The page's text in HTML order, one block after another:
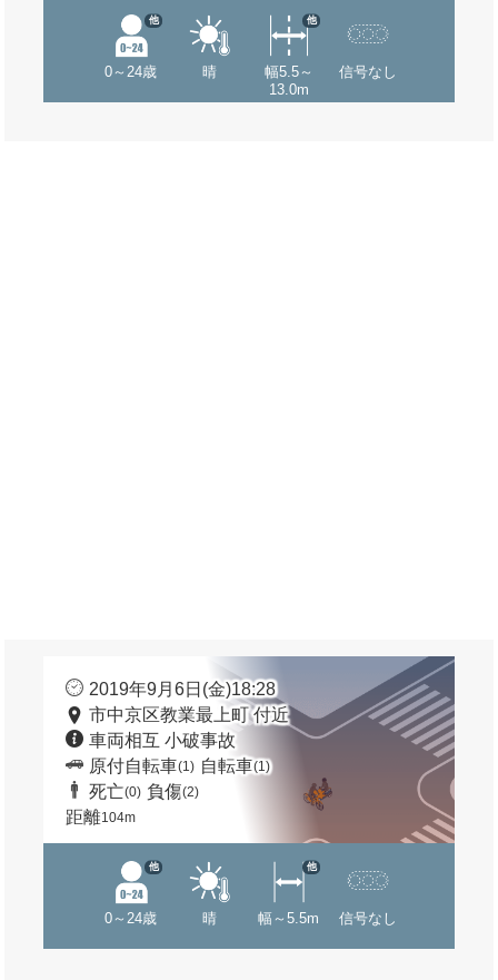
0～24歳
他
晴
幅5.5～
13.0m
他
信号なし
2019年9月6日(金)18:28
市中京区教業最上町 付近
車両相互 小破事故
原付自転車(1) 自転車(1)
死亡(0) 負傷(2)
距離104m
0～24歳
他
晴 幅～5.5m
他
信号なし